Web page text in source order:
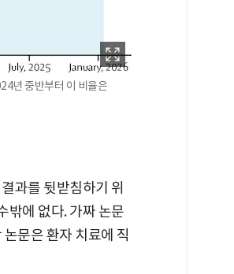
년 중반부터 이 비율은
과를 뒷받침하기 위
밖에 없다. 가짜 논문
문은 환자 치료에 직